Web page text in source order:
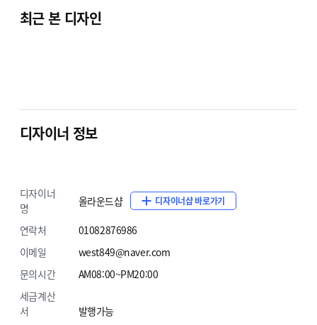
최근 본 디자인
디자이너 정보
디자이너
명
올라운드샵 디자이너샵 바로가기
연락처
01082876986
이메일
west849@naver.com
문의시간
AM08:00~PM20:00
세금계산
서
발행가능